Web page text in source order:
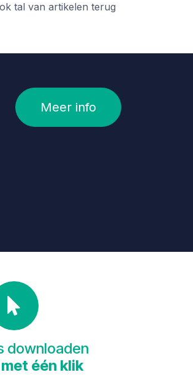
tal van artikelen terug
Meer info
downloaden
met één klik